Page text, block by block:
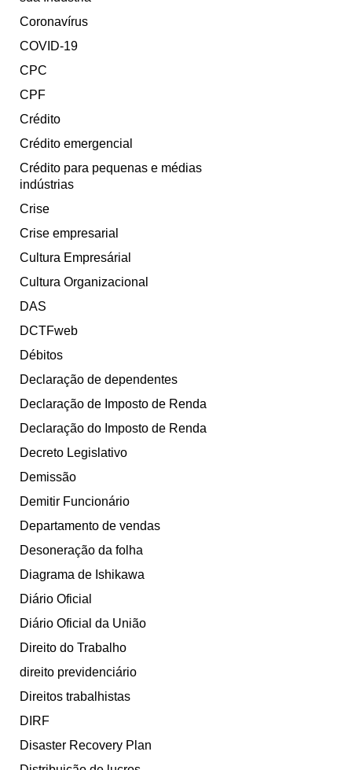
Coronavírus
COVID-19
CPC
CPF
Crédito
Crédito emergencial
Crédito para pequenas e médias
indústrias
Crise
Crise empresarial
Cultura Empresárial
Cultura Organizacional
DAS
DCTFweb
Débitos
Declaração de dependentes
Declaração de Imposto de Renda
Declaração do Imposto de Renda
Decreto Legislativo
Demissão
Demitir Funcionário
Departamento de vendas
Desoneração da folha
Diagrama de Ishikawa
Diário Oficial
Diário Oficial da União
Direito do Trabalho
direito previdenciário
Direitos trabalhistas
DIRF
Disaster Recovery Plan